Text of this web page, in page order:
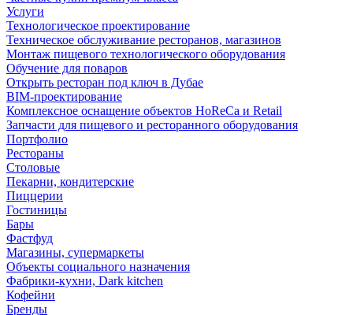
Услуги
Технологическое проектирование
Техническое обслуживание ресторанов, магазинов
Монтаж пищевого технологического оборудования
Обучение для поваров
Открыть ресторан под ключ в Дубае
BIM-проектирование
Комплексное оснащение объектов HoReCa и Retail
Запчасти для пищевого и ресторанного оборудования
Портфолио
Рестораны
Столовые
Пекарни, кондитерские
Пиццерии
Гостиницы
Бары
Фастфуд
Магазины, супермаркеты
Объекты социального назначения
Фабрики-кухни, Dark kitchen
Кофейни
Бренды